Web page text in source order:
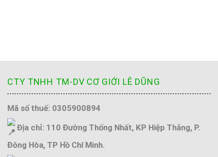
CTY TNHH TM-DV CƠ GIỚI LÊ DŨNG
Mã số thuế: 0305900894
Địa chỉ: 110 Đường Thống Nhất, KP Hiệp Thắng, P.
Đông Hòa, TP Hồ Chí Minh.